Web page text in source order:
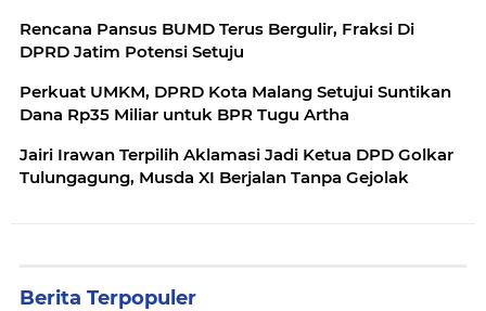
Rencana Pansus BUMD Terus Bergulir, Fraksi Di
DPRD Jatim Potensi Setuju
Perkuat UMKM, DPRD Kota Malang Setujui Suntikan
Dana Rp35 Miliar untuk BPR Tugu Artha
Jairi Irawan Terpilih Aklamasi Jadi Ketua DPD Golkar
Tulungagung, Musda XI Berjalan Tanpa Gejolak
Berita Terpopuler